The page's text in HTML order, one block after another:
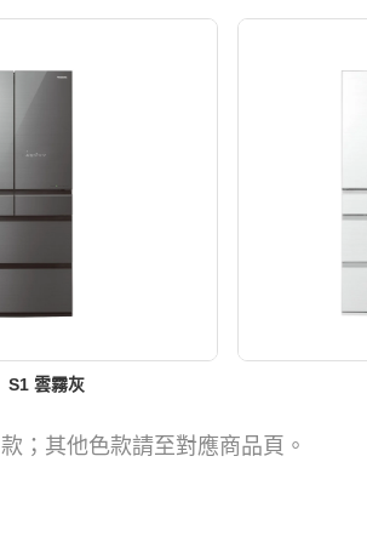
S1 雲霧灰
款；其他色款請至對應商品頁。